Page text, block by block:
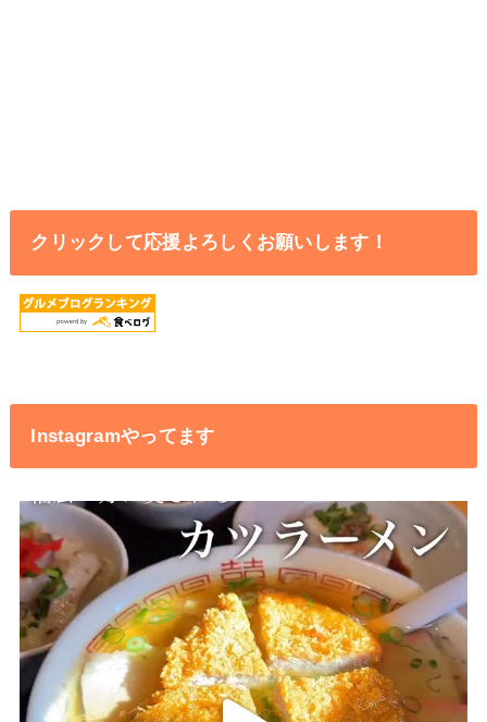
クリックして応援よろしくお願いします！
Instagramやってます